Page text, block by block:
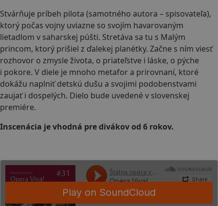
Stvárňuje príbeh pilota (samotného autora – spisovateľa),
ktorý počas vojny uviazne so svojím havarovaným
lietadlom v saharskej púšti. Stretáva sa tu s Malým
princom, ktorý prišiel z ďalekej planétky. Začne s ním viesť
rozhovor o zmysle života, o priateľstve i láske, o pýche
i pokore. V diele je mnoho metafor a prirovnaní, ktoré
dokážu naplniť detskú dušu a svojimi podobenstvami
zaujať i dospelých. Dielo bude uvedené v slovenskej
premiére.
Inscenácia je vhodná pre divákov od 6 rokov.